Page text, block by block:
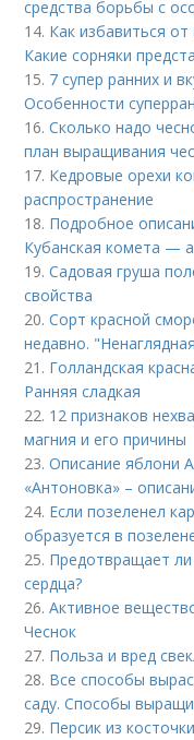
средства борьбы с
14. Как избавиться
Какие сорняки
15. 7 супер ранних и
Особенности
16.Сколько надо
план выращивания
17. Кедровые орехи
распространение
18. Подробное
Кубанская комета —
19.Садовая груша
свойства
20.Сорт красной
недавно.
21. Голландская
Ранняя сладкая
22. 12 признаков
магния и его причины
23.Описание яблони
«Антоновка» –
24. Если позеленел
образуется в
25. Предотвращает
сердца?
26.Активное
Чеснок
27. Польза и вред
28. Все способы
саду. Способы
29. Персик из